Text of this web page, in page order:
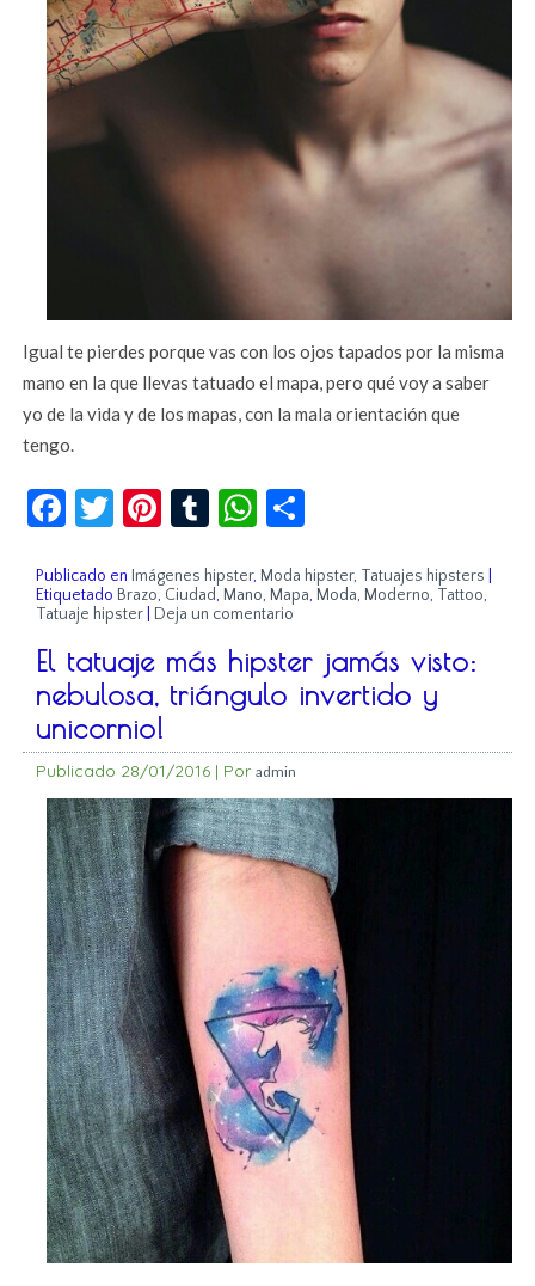
Igual te pierdes porque vas con los ojos tapados por la misma
mano en la que llevas tatuado el mapa, pero qué voy a saber
yo de la vida y de los mapas, con la mala orientación que
tengo.
Facebook
Twitter
Pinterest
TumblrWhatsApp
Publicado en Imágenes hipster, Moda hipster, Tatuajes hipsters
Etiquetado Brazo, Ciudad, Mano, Mapa, Moda, Moderno, Tattoo,
Tatuaje hipster
Deja un comentario
El tatuaje más hipster jamás visto:
nebulosa, triángulo invertido y
unicornio!
Publicado 28/01/2016 | Por admin